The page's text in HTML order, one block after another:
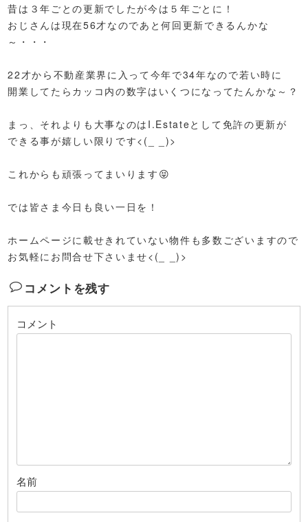
昔は３年ごとの更新でしたが今は５年ごとに！
おじさんは現在56才なのであと何回更新できるんかな
～・・・
22才から不動産業界に入って今年で34年なので若い時に
開業してたらカッコ内の数字はいくつになってたんかな～？
まっ、それよりも大事なのはI.Estateとして免許の更新が
できる事が嬉しい限りです<(_ _)>
これからも頑張ってまいります😝
では皆さま今日も良い一日を！
ホームページに載せきれていない物件も多数ございますので
お気軽にお問合せ下さいませ<(_ _)>
コメントを残す
コメント
名前